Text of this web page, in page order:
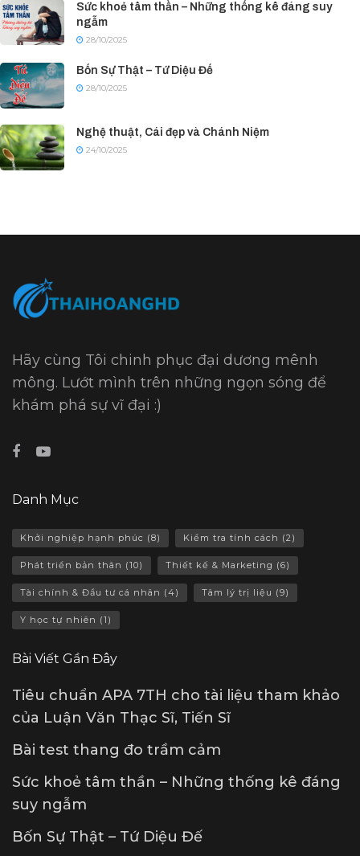
Sức khoẻ tâm thần – Những thống kê đáng suy
ngẫm
28/10/2025
Bốn Sự Thật – Tứ Diệu Đế
28/10/2025
Nghệ thuật, Cái đẹp và Chánh Niệm
24/10/2025
Hãy cùng Tôi chinh phục đại dương mênh
mông. Lướt mình trên những ngọn sóng để
khám phá sự vĩ đại :)
Danh Mục
Khởi nghiệp hạnh phúc (8) Kiểm tra tính cách (2)
Phát triển bản thân (10) Thiết kế & Marketing (6)
Tài chính & Đầu tư cá nhân (4) Tâm lý trị liệu (9)
Y học tự nhiên (1)
Bài Viết Gần Đây
Tiêu chuẩn APA 7TH cho tài liệu tham khảo
của Luận Văn Thạc Sĩ, Tiến Sĩ
Bài test thang đo trầm cảm
Sức khoẻ tâm thần – Những thống kê đáng
suy ngẫm
Bốn Sự Thật – Tứ Diệu Đế